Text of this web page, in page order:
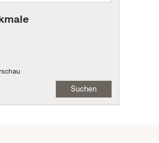
Suchen